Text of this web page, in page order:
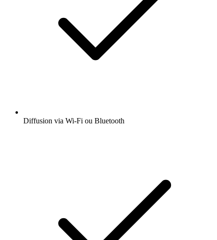
Diffusion via Wi-Fi ou Bluetooth